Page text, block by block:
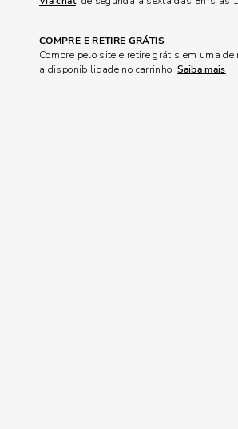
COMPRE E RETIRE GRÁTIS
Compre pelo site e retire grátis em uma
a disponibilidade no carrinho.Saiba mais